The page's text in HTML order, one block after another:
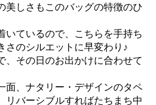
美しさもこのバッグの特徴のひ
いているので、こちらを手持ち
さのシルエットに早変わり♪
、その日のお出かけに合わせて
面、ナタリー・デザインのタペ
リバーシブルすればたちまち中